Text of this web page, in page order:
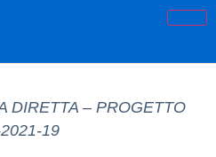
DIRETTA – PROGETTO
19